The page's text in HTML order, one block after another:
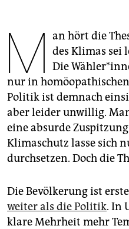
unterstützen
abo
genossenschaft
epaper login
M an hört die
des Klimas sei
Die
nur in
Politik ist demnach
aber leider unwillig.
eine absurde Zuspitzung
Klimaschutz lasse sich
durchsetzen. Doch die
Die Bevölkerung ist
weiter als die Politik. In
klare Mehrheit mehr